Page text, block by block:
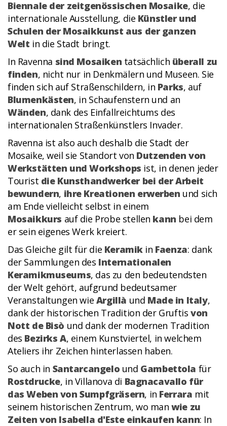
Biennale der zeitgenössischen Mosaike, die
internationale Ausstellung, die Künstler und
Schulen der Mosaikkunst aus der ganzen
Welt in die Stadt bringt.
In Ravenna sind Mosaiken tatsächlich überall zu
finden, nicht nur in Denkmälern und Museen. Sie
finden sich auf Straßenschildern, in Parks, auf
Blumenkästen, in Schaufenstern und an
Wänden, dank des Einfallreichtums des
internationalen Straßenkünstlers Invader.
Ravenna ist also auch deshalb die Stadt der
Mosaike, weil sie Standort von Dutzenden von
Werkstätten und Workshops ist, in denen jeder
Tourist die Kunsthandwerker bei der Arbeit
bewundern, ihre Kreationen erwerben und sich
am Ende vielleicht selbst in einem
Mosaikkurs auf die Probe stellen kann bei dem
er sein eigenes Werk kreiert.
Das Gleiche gilt für die Keramik in Faenza: dank
der Sammlungen des Internationalen
Keramikmuseums, das zu den bedeutendsten
der Welt gehört, aufgrund bedeutsamer
Veranstaltungen wie Argillà und Made in Italy,
dank der historischen Tradition der Gruftis von
Nott de Bisò und dank der modernen Tradition
des Bezirks A, einem Kunstviertel, in welchem
Ateliers ihr Zeichen hinterlassen haben.
So auch in Santarcangelo und Gambettola für
Rostdrucke, in Villanova di Bagnacavallo für
das Weben von Sumpfgräsern, in Ferrara mit
seinem historischen Zentrum, wo manwie zu
Zeiten von Isabella d'Este einkaufen kann: In